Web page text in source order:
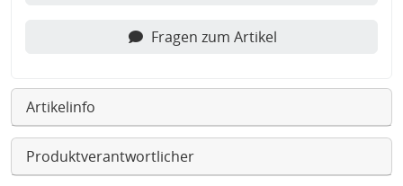
Fragen zum Artikel
Artikelinfo
Produktverantwortlicher